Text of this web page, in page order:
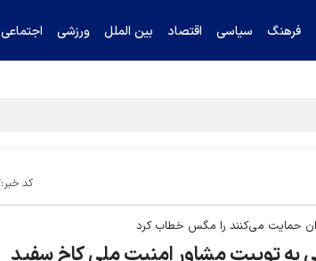
فرهنگ سیاسی اقتصاد بین الملل ورزشی اجتماعی
درباره پزشکیان را تکذیب کرد
کد خبر:۸۰۰۴۱۷
حمایت می‌کنند را مگس خطاب کرد